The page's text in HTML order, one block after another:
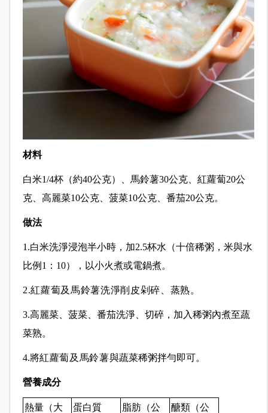
材料
白米1/4杯（約40公克）、馬鈴薯30公克、紅蘿蔔20公
克、高麗菜10公克、菠菜10公克、番茄20公克。
做法
1.白米洗淨浸泡半小時，加2.5杯水（十倍稀粥，米與水
比例1：10），以小火煮或電鍋煮。
2.紅蘿蔔及馬鈴薯洗淨削皮剁碎、蒸熟。
3.高麗菜、菠菜、番茄洗淨、切碎，加入稀粥內煮至蔬
菜熟。
4.將紅蘿蔔及馬鈴薯與蔬菜稀粥拌勻即可。
營養成分
熱量（大
蛋白質
脂肪（公
醣類（公